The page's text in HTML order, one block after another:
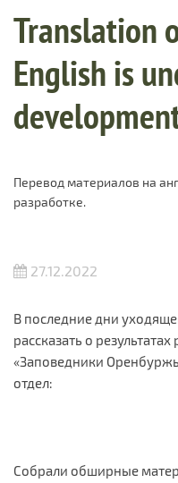
Translation
English is
Перевод материалов на
разработке.
27.12.2022
В последние дни
рассказать о
«Заповедники
отдел:
Собрали обширные